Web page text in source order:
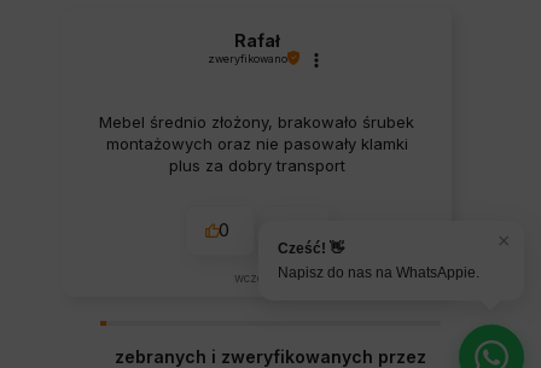
×
Cześć! 👋
Napisz do nas na WhatsAppie.
Rafał
zweryfikowano
Mebel średnio złożony, brakowało śrubek
montażowych oraz nie pasowały klamki
plus za dobry transport
0
wczoraj
zebranych i zweryfikowanych przez